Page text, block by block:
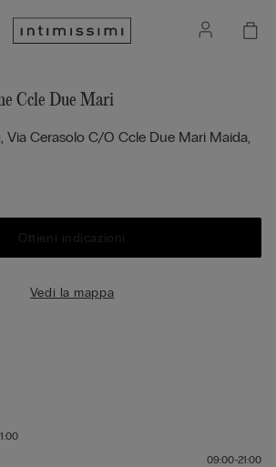
Ccle Due Mari
Via Cerasolo C/o Ccle Due Mari Maida,
Ottieni indicazioni
Vedi la mappa
09:00-21:00